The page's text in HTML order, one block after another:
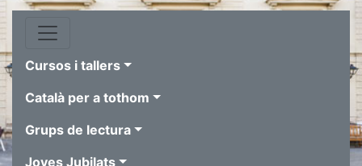
Cursos i tallers
Català per a tothom
Grups de lectura
Joves Jubilats